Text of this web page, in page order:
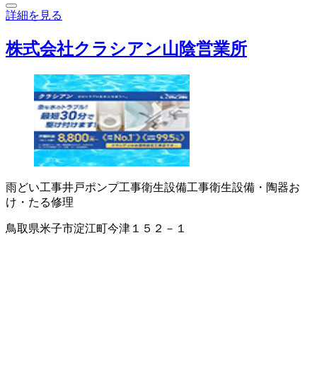
詳細を見る
株式会社クラシアン山陰営業所
雨どい工事井戸ポンプ工事衛生設備工事衛生設備・陶器お
け・たる修理
鳥取県米子市淀江町今津１５２－１